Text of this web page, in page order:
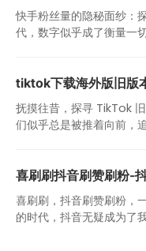
快手粉丝量的隐秘面纱：
代，数字似乎成了衡量一
tiktok下载海外版旧版
抚摸往昔，探寻 TikTok
们似乎总是被推着向前，
喜刷刷抖音刷赞刷粉-
喜刷刷，抖音刷赞刷粉，
的时代，抖音无疑成为了